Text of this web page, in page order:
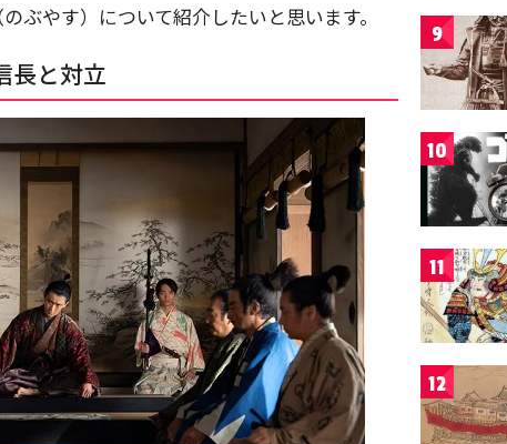
ぶやす）について紹介したいと思います。
長と対立
9
10
11
12